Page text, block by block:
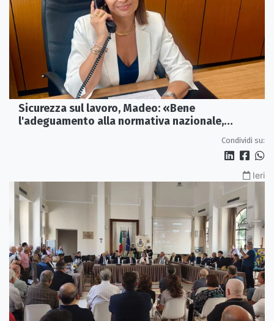
Sicurezza sul lavoro, Madeo: «Bene
l'adeguamento alla normativa nazionale,
Condividi su:
Ieri